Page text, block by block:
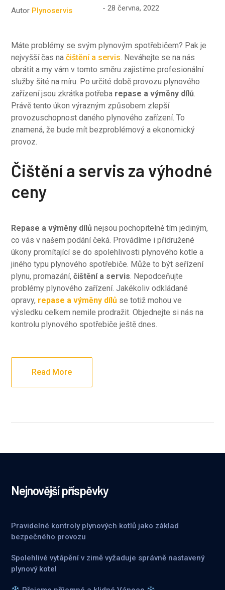
Autor Plynoservis 28 června, 2022
Máte problémy se svým plynovým spotřebičem? Pak je
nejvyšší čas načištění a servis. Neváhejte se na nás
obrátit a my vám v tomto směru zajistíme profesionální
služby šité na míru. Po určité době provozu plynového
zařízení jsou zkrátka potřeba repase a výměny dílů.
Právě tento úkon výrazným způsobem zlepší
provozuschopnost daného plynového zařízení. To
znamená, že bude mít bezproblémový a ekonomický
provoz.
Čištění a servis za výhodné
ceny
Repase a výměny dílů nejsou pochopitelně tím jediným,
co vás v našem podání čeká. Provádíme i přidružené
úkony promítající se do spolehlivosti plynového kotle a
jiného typu plynového spotřebiče. Může to být seřízení
plynu, promazání,čištění a servis. Nepodceňujte
problémy plynového zařízení. Jakékoliv odkládané
opravy, repase a výměny dílů se totiž mohou ve
výsledku celkem nemile prodražit. Objednejte si nás na
kontrolu plynového spotřebiče ještě dnes.
Read More
Nejnovější příspěvky
Pravidelné kontroly plynových kotlů jako základ
bezpečného provozu
Spolehlivé vytápění v zimě vyžaduje správně nastavený
plynový kotel